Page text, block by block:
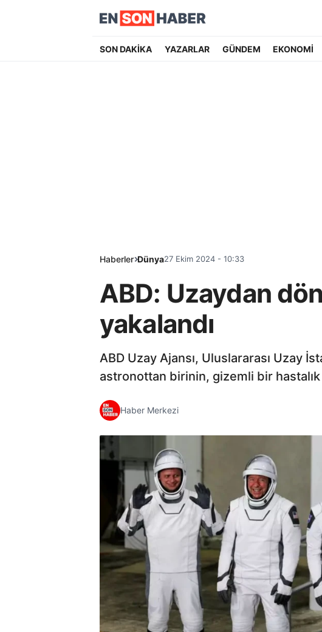
SON DAKİKA YAZARLAR GÜNDEM EKONOMİ
Haberler Dünya27 Ekim 2024 - 10:33
ABD: Uzaydan
yakalandı
ABD Uzay Ajansı, Uluslararası Uzay
astronottan birinin, gizemli bir hastalık
Haber Merkezi